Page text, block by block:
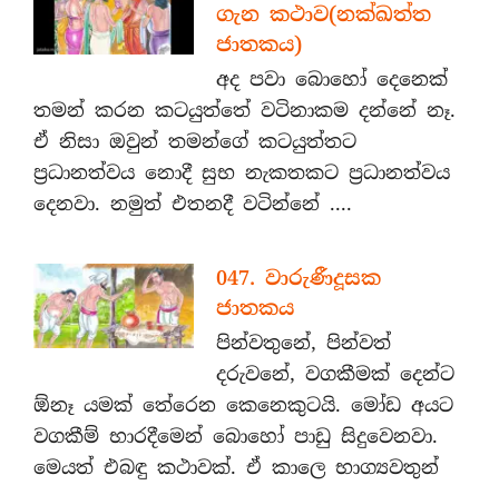
ගැන කථාව(නක්ඛත්ත
ජාතකය)
අද පවා බොහෝ දෙනෙක්
තමන් කරන කටයුත්තේ වටිනාකම දන්නේ නෑ.
ඒ නිසා ඔවුන් තමන්ගේ කටයුත්තට
ප්‍රධානත්වය නොදී සුභ නැකතකට ප්‍රධානත්වය
දෙනවා. නමුත් එතනදී වටින්නේ ....
047. වාරුණීදූසක
ජාතකය
පින්වතුනේ, පින්වත්
දරුවනේ, වගකීමක් දෙන්ට
ඕනෑ යමක් තේරෙන කෙනෙකුටයි. මෝඩ අයට
වගකීම් භාරදීමෙන් බොහෝ පාඩු සිදුවෙනවා.
මෙයත් එබඳු කථාවක්. ඒ කාලෙ භාග්‍යවතුන්